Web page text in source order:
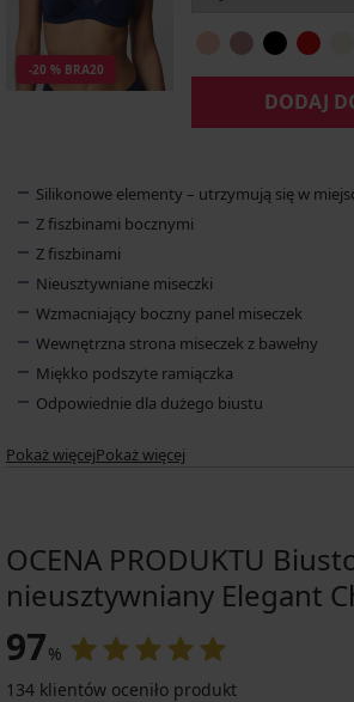
-20 % BRA20
DODAJ
Silikonowe elementy – utrzymują się w
Z fiszbinami bocznymi
Z fiszbinami
Nieusztywniane miseczki
Wzmacniający boczny panel miseczek
Wewnętrzna strona miseczek z bawełny
Miękko podszyte ramiączka
Odpowiednie dla dużego biustu
Pokaż więcejPokaż więcej
OCENA PRODUKTU
nieusztywniany Elegant
97%
134 klientów oceniło produkt